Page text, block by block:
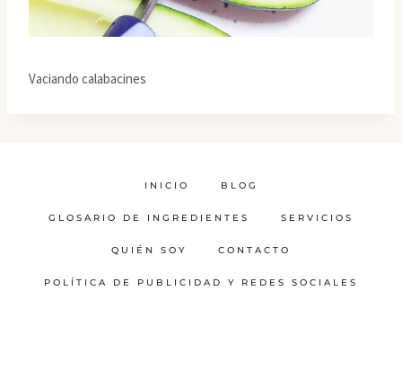
Vaciando calabacines
INICIO BLOG
GLOSARIO DE INGREDIENTES SERVICIOS
QUIÉN SOY CONTACTO
POLÍTICA DE PUBLICIDAD Y REDES SOCIALES